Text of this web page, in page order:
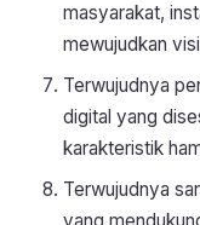
masyarakat,
mewujudkan
Terwujudnya
digital yang
karakteristik
Terwujudnya